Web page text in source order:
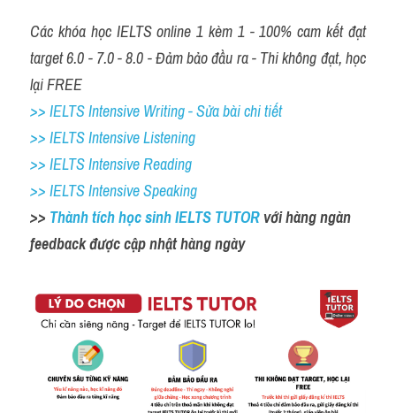
Các khóa học IELTS online 1 kèm 1 - 100% cam kết đạt
target 6.0 - 7.0 - 8.0 - Đảm bảo đầu ra - Thi không đạt, học
lại FREE
>> IELTS Intensive Writing - Sửa bài chi tiết
>> IELTS Intensive Listening
>> IELTS Intensive Reading
>> IELTS Intensive Speaking
>> Thành tích học sinh IELTS TUTOR với hàng ngàn
feedback được cập nhật hàng ngày